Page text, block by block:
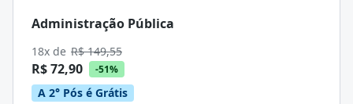
Administração Pública
18x de R$ 149,55
R$ 72,90 -51%
A 2° Pós é Grátis